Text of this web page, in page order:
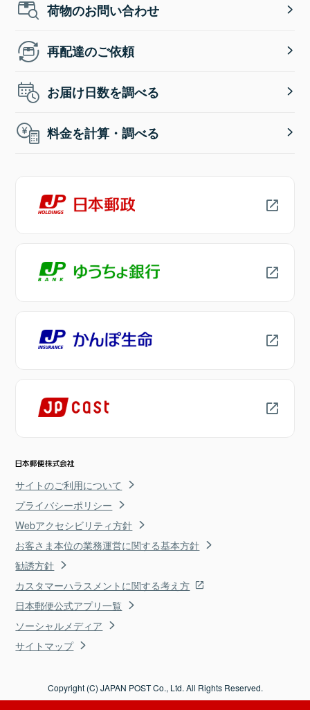
荷物のお問い合わせ
再配達のご依頼
お届け日数を調べる
料金を計算・調べる
サイトのご利用について
プライバシーポリシー
Webアクセシビリティ方針
お客さま本位の業務運営に関する基本方針
勧誘方針
カスタマーハラスメントに関する考え方
日本郵便公式アプリ一覧
ソーシャルメディア
サイトマップ
Copyright (C) JAPAN POST Co., Ltd. All Rights Reserved.